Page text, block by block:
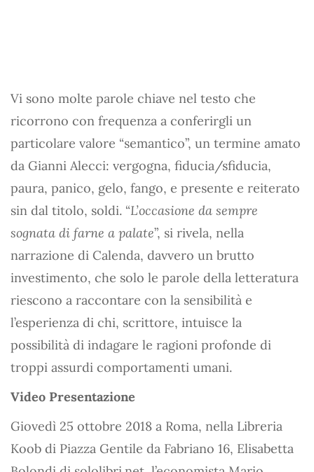
Vi sono molte parole chiave nel testo che
ricorrono con frequenza a conferirgli un
particolare valore “semantico”, un termine amato
da Gianni Alecci: vergogna, fiducia/sfiducia,
paura, panico, gelo, fango, e presente e reiterato
sin dal titolo, soldi. “L’occasione da sempre
sognata di farne a palate”, si rivela, nella
narrazione di Calenda, davvero un brutto
investimento, che solo le parole della letteratura
riescono a raccontare con la sensibilità e
l’esperienza di chi, scrittore, intuisce la
possibilità di indagare le ragioni profonde di
troppi assurdi comportamenti umani.
Video Presentazione
Giovedì 25 ottobre 2018 a Roma, nella Libreria
Koob di Piazza Gentile da Fabriano 16, Elisabetta